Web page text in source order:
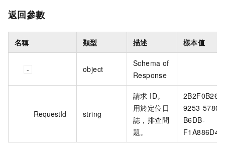
返回參數
名稱 類型 描述 樣本值
object
Schema of
Response
RequestId string
請求 ID。
用於定位日
誌，排查問
題。
2B2F0B26-
9253-5780-
B6DB-